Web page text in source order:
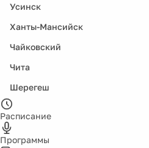
Усинск
Ханты-Мансийск
Чайковский
Чита
Шерегеш
Расписание
Программы